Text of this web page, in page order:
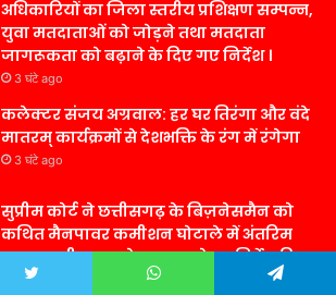
अधिकारियों का जिला स्तरीय प्रशिक्षण सम्पन्न,
युवा मतदाताओं को जोड़ने तथा मतदाता
जागरूकता को बढ़ाने के दिए गए निर्देश ।
3 घंटे ago
कलेक्टर संजय अग्रवाल: हर घर तिरंगा और वंदे
मातरम् कार्यक्रमों से देशभक्ति के रंग में रंगेगा
3 घंटे ago
सुप्रीम कोर्ट ने छत्तीसगढ़ के बिज़नेसमैन को
कथित मैनपावर कमीशन घोटाले में अंतरिम
ज़मानत दी, राज्य से बाहर रहने का निर्देश दिया
24 घंटे ago